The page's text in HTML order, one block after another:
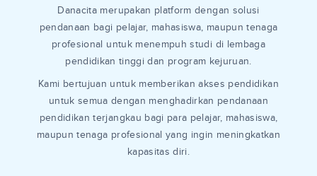
Danacita merupakan platform dengan solusi
pendanaan bagi pelajar, mahasiswa, maupun tenaga
profesional untuk menempuh studi di lembaga
pendidikan tinggi dan program kejuruan.
Kami bertujuan untuk memberikan akses pendidikan
untuk semua dengan menghadirkan pendanaan
pendidikan terjangkau bagi para pelajar, mahasiswa,
maupun tenaga profesional yang ingin meningkatkan
kapasitas diri.